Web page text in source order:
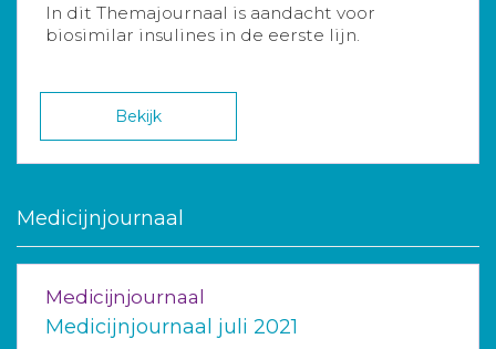
In dit Themajournaal is aandacht voor
biosimilar insulines in de eerste lijn.
Bekijk
Medicijnjournaal
Medicijnjournaal
Medicijnjournaal juli 2021